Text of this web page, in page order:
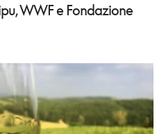
WWF e Fondazione